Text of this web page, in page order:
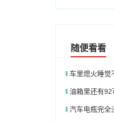
随便看看
车里熄火睡觉
油箱里还有92
汽车电瓶完全